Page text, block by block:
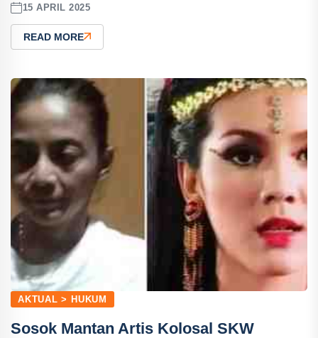
15 APRIL 2025
READ MORE
AKTUAL > HUKUM
Sosok Mantan Artis Kolosal SKW